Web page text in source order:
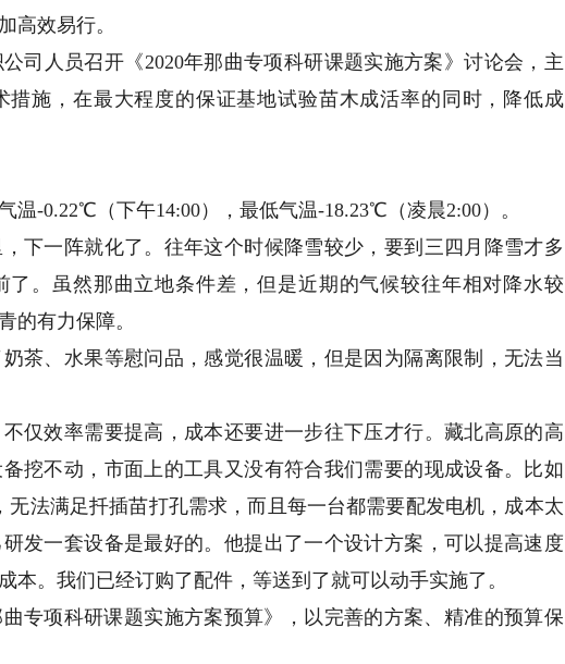
高效易行。
人员召开《2020年那曲专项科研课题实施方案》讨论会，主
措施，在最大程度的保证基地试验苗木成活率的同时，降低成
-0.22℃（下午14:00），最低气温-18.23℃（凌晨2:00）。
一阵就化了。往年这个时候降雪较少，要到三四月降雪才多
了。虽然那曲立地条件差，但是近期的气候较往年相对降水较
的有力保障。
、水果等慰问品，感觉很温暖，但是因为隔离限制，无法当
效率需要提高，成本还要进一步往下压才行。藏北高原的高
挖不动，市面上的工具又没有符合我们需要的现成设备。比如
无法满足扦插苗打孔需求，而且每一台都需要配发电机，成本太
发一套设备是最好的。他提出了一个设计方案，可以提高速度
本。我们已经订购了配件，等送到了就可以动手实施了。
项科研课题实施方案预算》，以完善的方案、精准的预算保